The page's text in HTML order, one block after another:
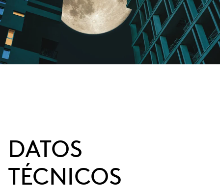
DATOS
TÉCNICOS